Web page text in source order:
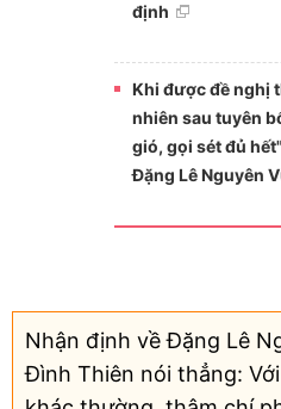
định
Khi được đề nghị
nhiên sau tuyên
gió, gọi sét đủ
Đặng Lê Nguyên
Nhận định về Đặng Lê
Đình Thiên nói thẳng: